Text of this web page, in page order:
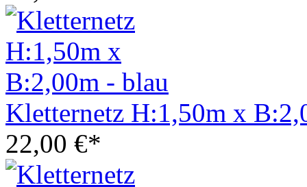
Kletternetz H:1,50m x
22,00 €*